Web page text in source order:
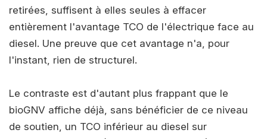
retirées, suffisent à elles seules à effacer
entièrement l'avantage TCO de l'électrique face au
diesel. Une preuve que cet avantage n'a, pour
l'instant, rien de structurel.
Le contraste est d'autant plus frappant que le
bioGNV affiche déjà, sans bénéficier de ce niveau
de soutien, un TCO inférieur au diesel sur